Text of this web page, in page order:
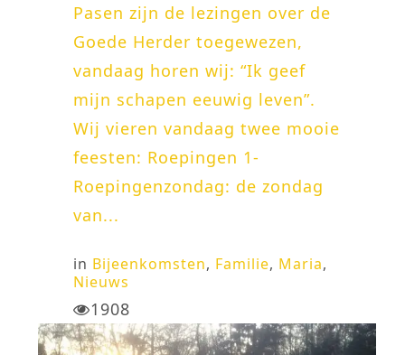
Pasen zijn de lezingen over de
Goede Herder toegewezen,
vandaag horen wij: “Ik geef
mijn schapen eeuwig leven”.
Wij vieren vandaag twee mooie
feesten: Roepingen 1-
Roepingenzondag: de zondag
van...
in Bijeenkomsten, Familie, Maria,
Nieuws
1908